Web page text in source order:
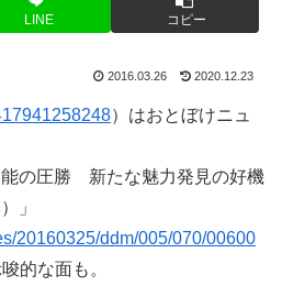
LINE コピー
2016.03.26 2020.12.23
）はおとぼけニュ
の圧勝 新たな魅力発見の好機
」
20160325/ddm/005/070/00600
的な面も。